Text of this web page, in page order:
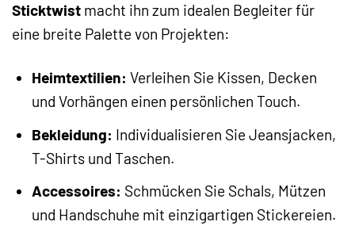
Sticktwist macht ihn zum idealen Begleiter für
eine breite Palette von Projekten:
Heimtextilien: Verleihen Sie Kissen, Decken
und Vorhängen einen persönlichen Touch.
Bekleidung: Individualisieren Sie Jeansjacken,
T-Shirts und Taschen.
Accessoires: Schmücken Sie Schals, Mützen
und Handschuhe mit einzigartigen Stickereien.